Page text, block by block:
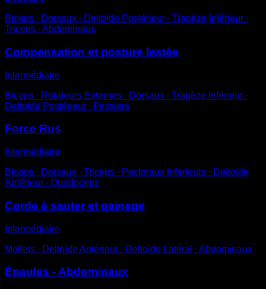
Biceps ∙ Dorsaux ∙ Deltoïde Postérieur ∙ Trapèze Inférieur ∙
Triceps ∙ Abdominaux
Compensation et posture lestée
Intermédiaire
Biceps ∙ Rotateurs Externes ∙ Dorsaux ∙ Trapèze Inférieur ∙
Deltoïde Postérieur ∙ Fessiers
Force Rus
Intermédiaire
Biceps ∙ Dorsaux ∙ Triceps ∙ Pectoraux Inférieurs ∙ Deltoïde
Antérieur ∙ Quadriceps
Corde à sauter et gainage
Intermédiaire
Mollets ∙ Deltoïde Antérieur ∙ Deltoïde Latéral ∙ Abdominaux
Épaules - Abdominaux